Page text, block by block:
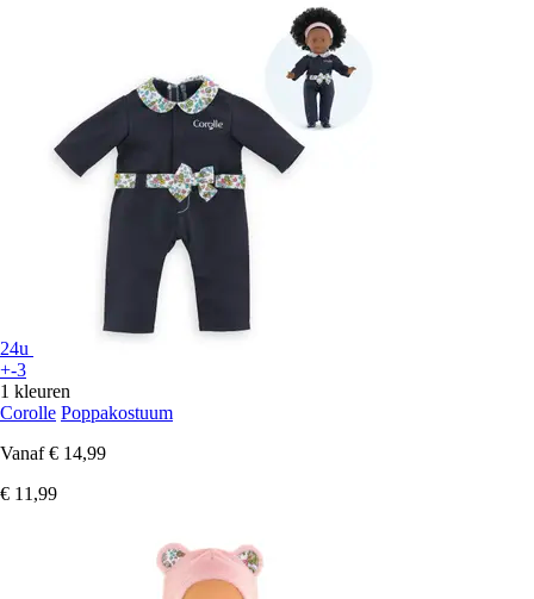
24u
+-3
1 kleuren
Corolle Poppakostuum
Vanaf € 14,99
€ 11,99